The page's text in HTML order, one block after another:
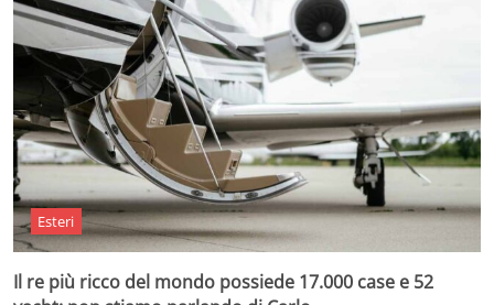
Esteri
Il re più ricco del mondo possiede 17.000 case e 52